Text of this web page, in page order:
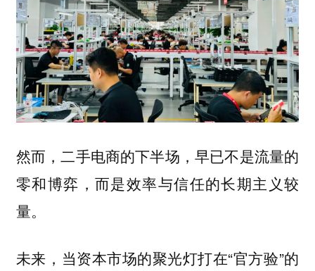
然而，二手电商的下半场，早已不是流量的
零和博弈，而是效率与信任的长期主义较
量。
未来，当资本市场的聚光灯打在“官方验”的